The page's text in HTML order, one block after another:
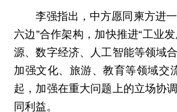
李强指出，中方愿同柬方进
六边”合作架构，加快推进“工业
源、数字经济、人工智能等领域
加强文化、旅游、教育等领域交
起，加强在重大问题上的立场协
同利益。